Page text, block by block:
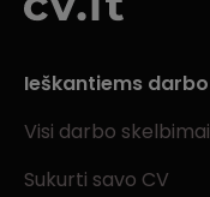
Ieškantiems darbo
Visi darbo skelbimai
Sukurti savo CV